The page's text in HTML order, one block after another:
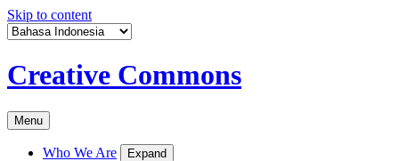
Skip to content
Creative Commons
Menu
Who We Are Expand